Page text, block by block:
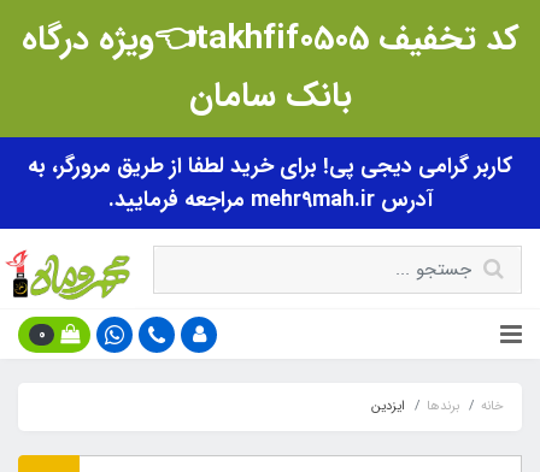
کد تخفیف takhfif0505👈ویژه درگاه
بانک سامان
کاربر گرامی دیجی پی! برای خرید لطفا از طریق مرورگر، به
آدرس mehr9mah.ir مراجعه فرمایید.
0
خانه برندها ایزدین